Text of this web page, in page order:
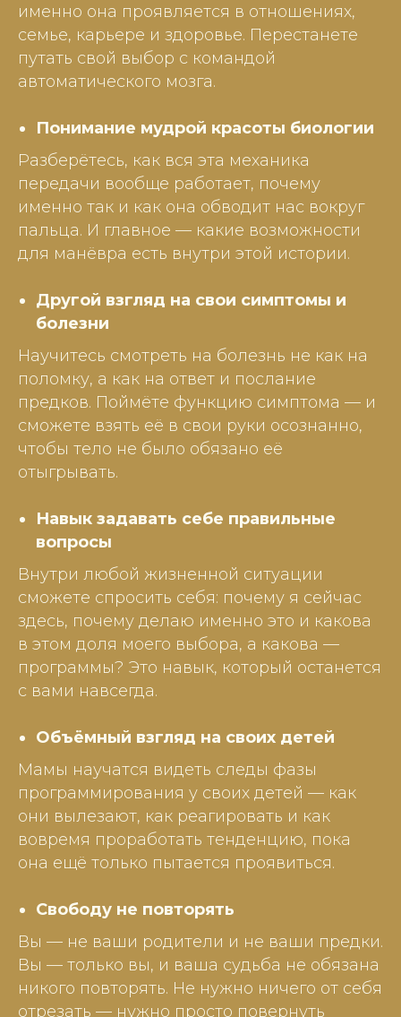
именно она проявляется в отношениях,
семье, карьере и здоровье. Перестанете
путать свой выбор с командой
автоматического мозга.
Понимание мудрой красоты биологии
Разберётесь, как вся эта механика
передачи вообще работает, почему
именно так и как она обводит нас вокруг
пальца. И главное — какие возможности
для манёвра есть внутри этой истории.
Другой взгляд на свои симптомы и
болезни
Научитесь смотреть на болезнь не как на
поломку, а как на ответ и послание
предков. Поймёте функцию симптома — и
сможете взять её в свои руки осознанно,
чтобы тело не было обязано её
отыгрывать.
Навык задавать себе правильные
вопросы
Внутри любой жизненной ситуации
сможете спросить себя: почему я сейчас
здесь, почему делаю именно это и какова
в этом доля моего выбора, а какова —
программы? Это навык, который останется
с вами навсегда.
Объёмный взгляд на своих детей
Мамы научатся видеть следы фазы
программирования у своих детей — как
они вылезают, как реагировать и как
вовремя проработать тенденцию, пока
она ещё только пытается проявиться.
Свободу не повторять
Вы — не ваши родители и не ваши предки.
Вы — только вы, и ваша судьба не обязана
никого повторять. Не нужно ничего от себя
отрезать — нужно просто повернуть